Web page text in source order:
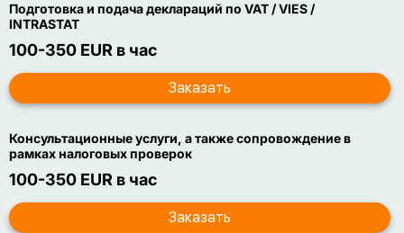
Подготовка и подача деклараций по VAT / VIES /
INTRASTAT
100-350 EUR в час
Консультационные услуги, а также сопровождение в
рамках налоговых проверок
100-350 EUR в час